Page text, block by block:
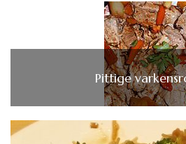
Pittige